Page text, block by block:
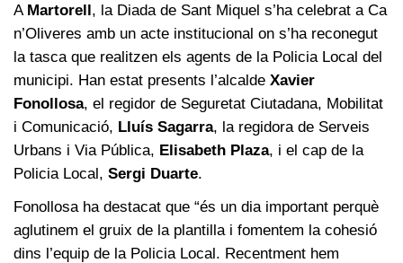
A Martorell, la Diada de Sant Miquel s’ha celebrat a Ca
n’Oliveres amb un acte institucional on s’ha reconegut
la tasca que realitzen els agents de la Policia Local del
municipi. Han estat presents l’alcalde Xavier
Fonollosa, el regidor de Seguretat Ciutadana, Mobilitat
i Comunicació, Lluís Sagarra, la regidora de Serveis
Urbans i Via Pública, Elisabeth Plaza, i el cap de la
Policia Local, Sergi Duarte.
Fonollosa ha destacat que “és un dia important perquè
aglutinem el gruix de la plantilla i fomentem la cohesió
dins l’equip de la Policia Local. Recentment hem